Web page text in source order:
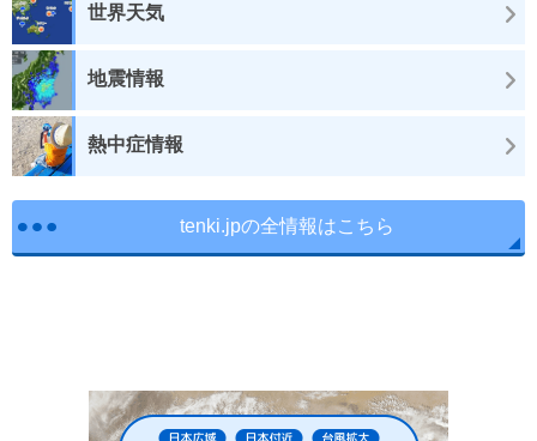
世界天気
地震情報
熱中症情報
tenki.jpの全情報はこちら